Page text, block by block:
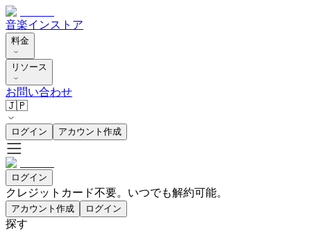
音楽インストア
料金
リソース
お問い合わせ
🇯🇵
ログイン アカウント作成
ログイン
クレジットカード不要。いつでも解約可能。
アカウント作成 ログイン
探す